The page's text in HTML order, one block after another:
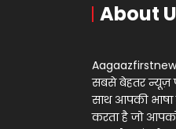
About
सबसे बेहतर न्यूज़
साथ आपकी
करता है जो